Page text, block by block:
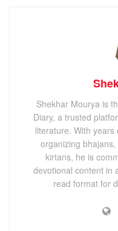
Shekhar Mourya is
Diary, a trusted
literature. With
organizing
kirtans, he is
devotional content in
read format for